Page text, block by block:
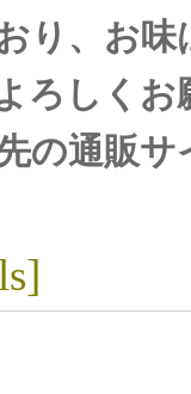
り、お
ろしく
の通販